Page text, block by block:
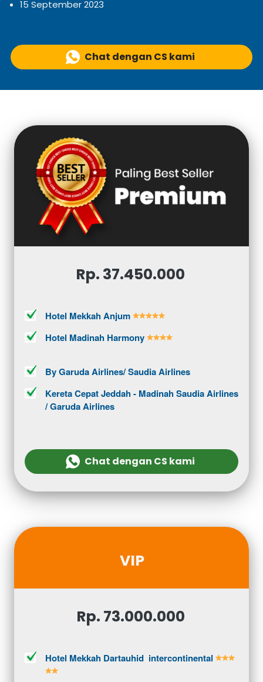
15 September 2023
` Chat dengan CS kami
Rp. 37.450.000
Hotel Mekkah Anjum
Hotel Madinah Harmony
By Garuda Airlines/ Saudia Airlines
Kereta Cepat Jeddah - Madinah Saudia Airlines
/ Garuda Airlines
` Chat dengan CS kami
VIP
Rp. 73.000.000
Hotel Mekkah Dartauhid  intercontinental